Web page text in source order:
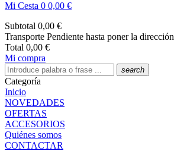
Mi Cesta 0 0,00 €
Subtotal 0,00 €
Transporte Pendiente hasta poner la dirección
Total 0,00 €
Mi compra
search
Categoría
Inicio
NOVEDADES
OFERTAS
ACCESORIOS
Quiénes somos
CONTACTAR